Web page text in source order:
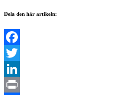
Dela den här artikeln:
Facebook
Twitter
LinkedIn